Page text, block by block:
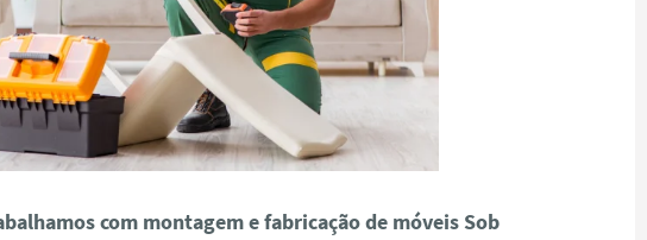
com montagem e fabricação de móveis Sob